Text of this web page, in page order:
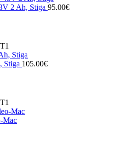
2 Ah, Stiga 95.00€
Stiga 105.00€
Mac